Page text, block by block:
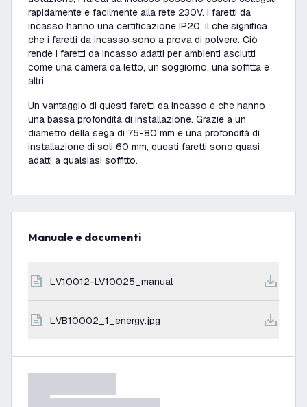
rapidamente e facilmente alla rete 230V. I faretti da
incasso hanno una certificazione IP20, il che significa
che i faretti da incasso sono a prova di polvere. Ciò
rende i faretti da incasso adatti per ambienti asciutti
come una camera da letto, un soggiorno, una soffitta e
altri.
Un vantaggio di questi faretti da incasso è che hanno
una bassa profondità di installazione. Grazie a un
diametro della sega di 75-80 mm e una profondità di
installazione di soli 60 mm, questi faretti sono quasi
adatti a qualsiasi soffitto.
Manuale e documenti
LV10012-LV10025_manual
LVB10002_1_energy.jpg